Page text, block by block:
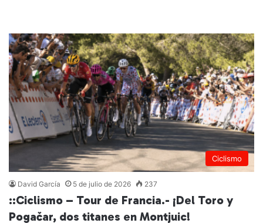
Ciclismo
David García 5 de julio de 2026 237
::Ciclismo – Tour de Francia.- ¡Del Toro y
Pogačar, dos titanes en Montjuic!